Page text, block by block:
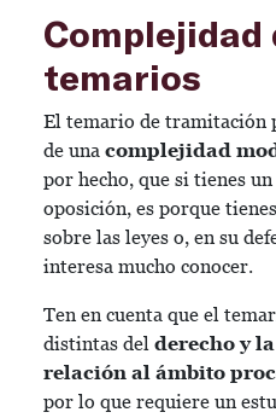
Complejidad
temarios
El temario de tramitación
de una complejidad
por hecho, que si tienes
oposición, es porque
sobre las leyes o, en su
interesa mucho conocer.
Ten en cuenta que el
distintas del derecho y
relación al ámbito
por lo que requiere un